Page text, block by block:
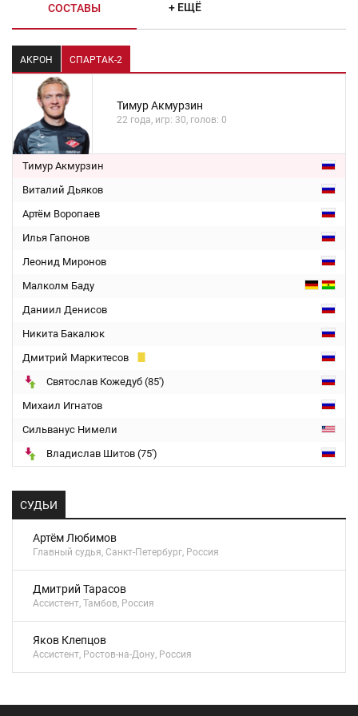
СОСТАВЫ + ЕЩЁ
АКРОН СПАРТАК-2
Тимур Акмурзин
22 года, игр: 30, голов: 0
Тимур Акмурзин
Виталий Дьяков
Артём Воропаев
Илья Гапонов
Леонид Миронов
Малколм Баду
Даниил Денисов
Никита Бакалюк
Дмитрий Маркитесов
Святослав Кожедуб (85')
Михаил Игнатов
Сильванус Нимели
Владислав Шитов (75')
СУДЬИ
Артём Любимов
Главный судья, Санкт-Петербург, Россия
Дмитрий Тарасов
Ассистент, Тамбов, Россия
Яков Клепцов
Ассистент, Ростов-на-Дону, Россия